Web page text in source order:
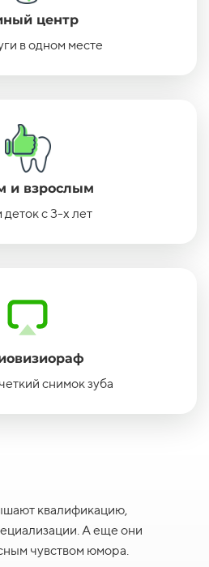
центр
в одном месте
и взрослым
с 3-х лет
снимок зуба
квалификацию,
А еще они
чувством юмора.